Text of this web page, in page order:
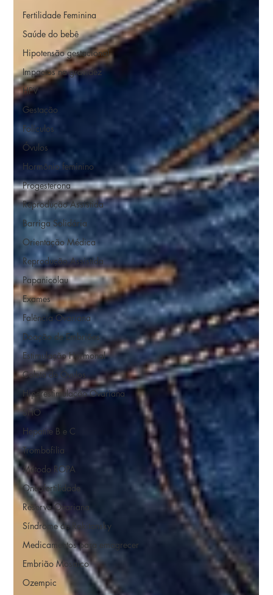
Fertilidade Feminina
Saúde do bebê
Hipotensão gestacional
Impactos na gravidez
HPV
Gestação
Folículos
Óvulos
Hormônio feminino
Progesterona
Reprodução Assistida
Barriga Solidária
Orientação Médica
Reprodução Assistida
Papanicolau
Exames
Falência Ovariana
Doação de Embriões
Estimulação Hormonal
Coleta de Óvulos
Hiperestimulação Ovariana
SHO
Hepatite B e C
Trombofilia
Método ROPA
Oncofertilidade
Reserva Ovariana
Síndrome de Rokitansky
Medicamentos para emagrecer
Embrião Mosaico
Ozempic